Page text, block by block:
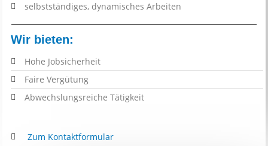
selbstständiges, dynamisches Arbeiten
Wir bieten:
Hohe Jobsicherheit
Faire Vergütung
Abwechslungsreiche Tätigkeit
Zum Kontaktformular